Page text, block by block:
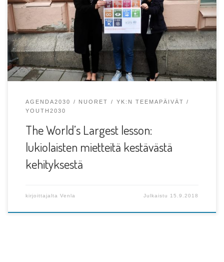
Teksti ja kuvat: Venla R, Turun YK-Yhdistyksen
viestintävastaava Turun YK-Yhdistys ja AEISEC Turku
kertoivat kestävän […]
AGENDA2030 NUORET
YK:N TEEMAPÄIVÄT
YOUTH2030
The World’s Largest lesson:
lukiolaisten mietteitä kestävästä
kehityksestä
kirjoittajalta Venla Julkaistu 15.9.2018